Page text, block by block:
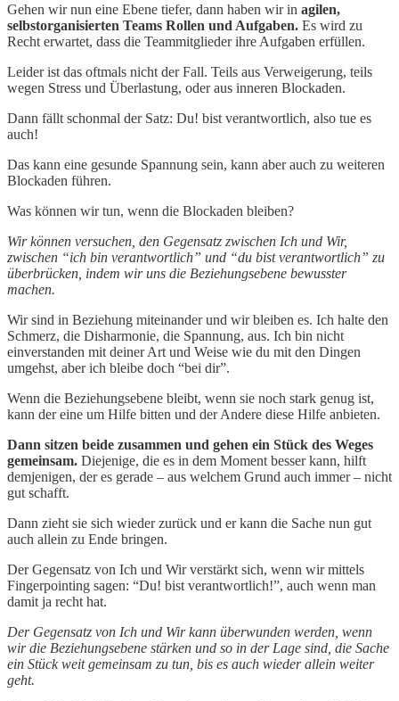
Gehen wir nun eine Ebene tiefer, dann haben wir in agilen,
selbstorganisierten Teams Rollen und Aufgaben. Es wird zu
Recht erwartet, dass die Teammitglieder ihre Aufgaben erfüllen.
Leider ist das oftmals nicht der Fall. Teils aus Verweigerung, teils
wegen Stress und Überlastung, oder aus inneren Blockaden.
Dann fällt schonmal der Satz: Du! bist verantwortlich, also tue es
auch!
Das kann eine gesunde Spannung sein, kann aber auch zu weiteren
Blockaden führen.
Was können wir tun, wenn die Blockaden bleiben?
Wir können versuchen, den Gegensatz zwischen Ich und Wir,
zwischen “ich bin verantwortlich” und “du bist verantwortlich” zu
überbrücken, indem wir uns die Beziehungsebene bewusster
machen.
Wir sind in Beziehung miteinander und wir bleiben es. Ich halte den
Schmerz, die Disharmonie, die Spannung, aus. Ich bin nicht
einverstanden mit deiner Art und Weise wie du mit den Dingen
umgehst, aber ich bleibe doch “bei dir”.
Wenn die Beziehungsebene bleibt, wenn sie noch stark genug ist,
kann der eine um Hilfe bitten und der Andere diese Hilfe anbieten.
Dann sitzen beide zusammen und gehen ein Stück des Weges
gemeinsam. Diejenige, die es in dem Moment besser kann, hilft
demjenigen, der es gerade – aus welchem Grund auch immer – nicht
gut schafft.
Dann zieht sie sich wieder zurück und er kann die Sache nun gut
auch allein zu Ende bringen.
Der Gegensatz von Ich und Wir verstärkt sich, wenn wir mittels
Fingerpointing sagen: “Du! bist verantwortlich!”, auch wenn man
damit ja recht hat.
Der Gegensatz von Ich und Wir kann überwunden werden, wenn
wir die Beziehungsebene stärken und so in der Lage sind, die Sache
ein Stück weit gemeinsam zu tun, bis es auch wieder allein weiter
geht.